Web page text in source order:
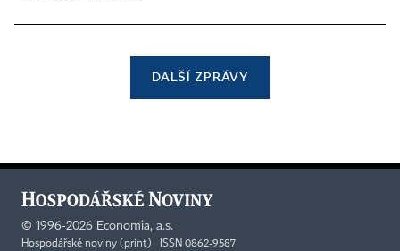
DALŠÍ ZPRÁVY
© 1996-2026 Economia, a.s.
Hospodářské noviny (print) ISSN 0862-9587